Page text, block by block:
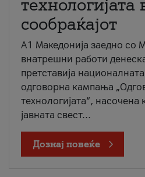
технологијата
сообраќајот
A1 Македонија заедно со
внатрешни работи
претставија
одговорна кампања
технологијата“,
јавната свест...
Дознај повеќе